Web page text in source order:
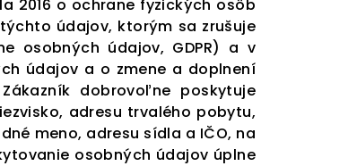
2016 o ochrane fyzických osôb
údajov, ktorým sa zrušuje
osobných údajov, GDPR) a v
údajov a o zmene a doplnení
dobrovoľne poskytuje
adresu trvalého pobytu,
meno, adresu sídla a IČO, na
osobných údajov úplne